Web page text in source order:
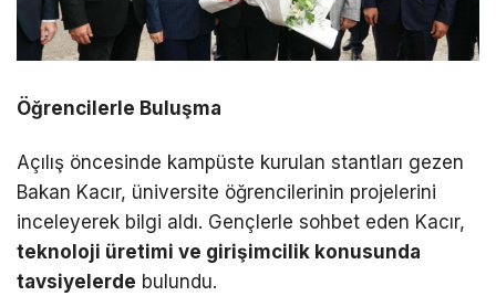
Öğrencilerle Buluşma
Açılış öncesinde kampüste kurulan stantları gezen
Bakan Kacır, üniversite öğrencilerinin projelerini
inceleyerek bilgi aldı. Gençlerle sohbet eden Kacır,
teknoloji üretimi ve girişimcilik konusunda
tavsiyelerde bulundu.